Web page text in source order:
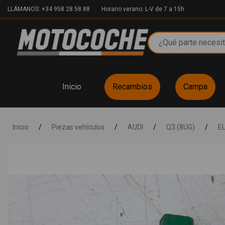
LLÁMANOS: +34 958 28 58 88 Horario verano: L-V de 7 a 15h
Inicio Recambios Campa
Inicio / Piezas vehículos / AUDI / Q3 (8UG) /